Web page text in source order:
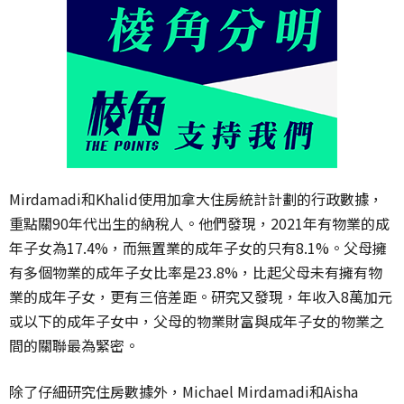
Mirdamadi和Khalid使用加拿大住房統計計劃的行政數據，
重點關90年代出生的納稅人。他們發現， 2021年有物業的成
年子女為17.4% ，而無置業的成年子女的只有8.1% 。父母擁
有多個物業的成年子女比率是23.8% ，比起父母未有擁有物
業的成年子女，更有三倍差距。研究又發現，年收入8萬加元
或以下的成年子女中，父母的物業財富與成年子女的物業之
間的關聯最為緊密。
除了仔細研究住房數據外， Michael Mirdamadi和Aisha